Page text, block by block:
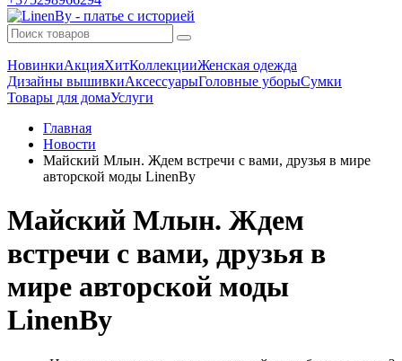
НовинкиАкцияХитКоллекцииЖенская одежда
Дизайны вышивкиАксессуарыГоловные уборыСумки
Товары для домаУслуги
Главная
Новости
Майский Млын. Ждем встречи с вами, друзья в мире
авторской моды LinenBy
Майский Млын. Ждем
встречи с вами, друзья в
мире авторской моды
LinenBy